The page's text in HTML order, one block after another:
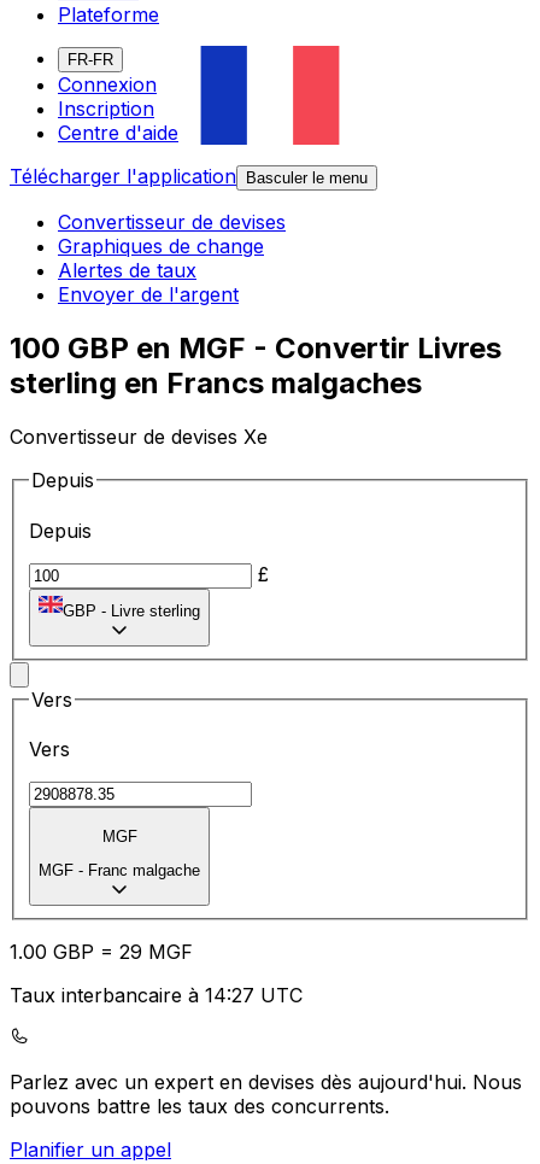
Plateforme
FR-FR
Connexion
Inscription
Centre d'aide
Télécharger l'application
Basculer le menu
Convertisseur de devises
Graphiques de change
Alertes de taux
Envoyer de l'argent
100 GBP en MGF - Convertir Livres
sterling en Francs malgaches
Convertisseur de devises Xe
Depuis
Depuis
£
GBP - Livre sterling
Vers
Vers
MGF
MGF - Franc malgache
1.00 GBP = 29 MGF
Taux interbancaire à 14:27 UTC
Parlez avec un expert en devises dès aujourd'hui. Nous
pouvons battre les taux des concurrents.
Planifier un appel